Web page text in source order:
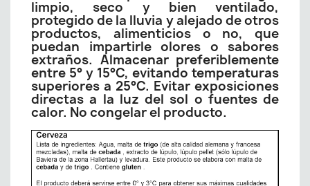
limpio, seco y bien ventilado,
protegido de la lluvia y alejado de otros
productos, alimenticios o no, que
puedan impartirle olores o sabores
extraños. Almacenar preferiblemente
entre 5° y 15°C, evitando temperaturas
superiores a 25°C. Evitar exposiciones
directas a la luz del sol o fuentes de
calor. No congelar el producto.